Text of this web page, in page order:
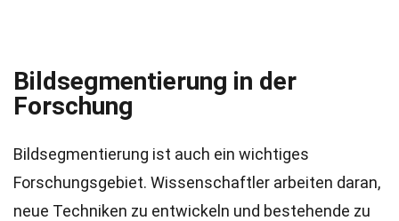
Bildsegmentierung in der
Forschung
Bildsegmentierung ist auch ein wichtiges
Forschungsgebiet. Wissenschaftler arbeiten daran,
neue Techniken zu entwickeln und bestehende zu